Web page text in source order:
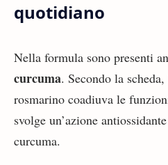
quotidiano
Nella formula sono presenti
curcuma. Secondo la
rosmarino coadiuva le
svolge un’azione
curcuma.